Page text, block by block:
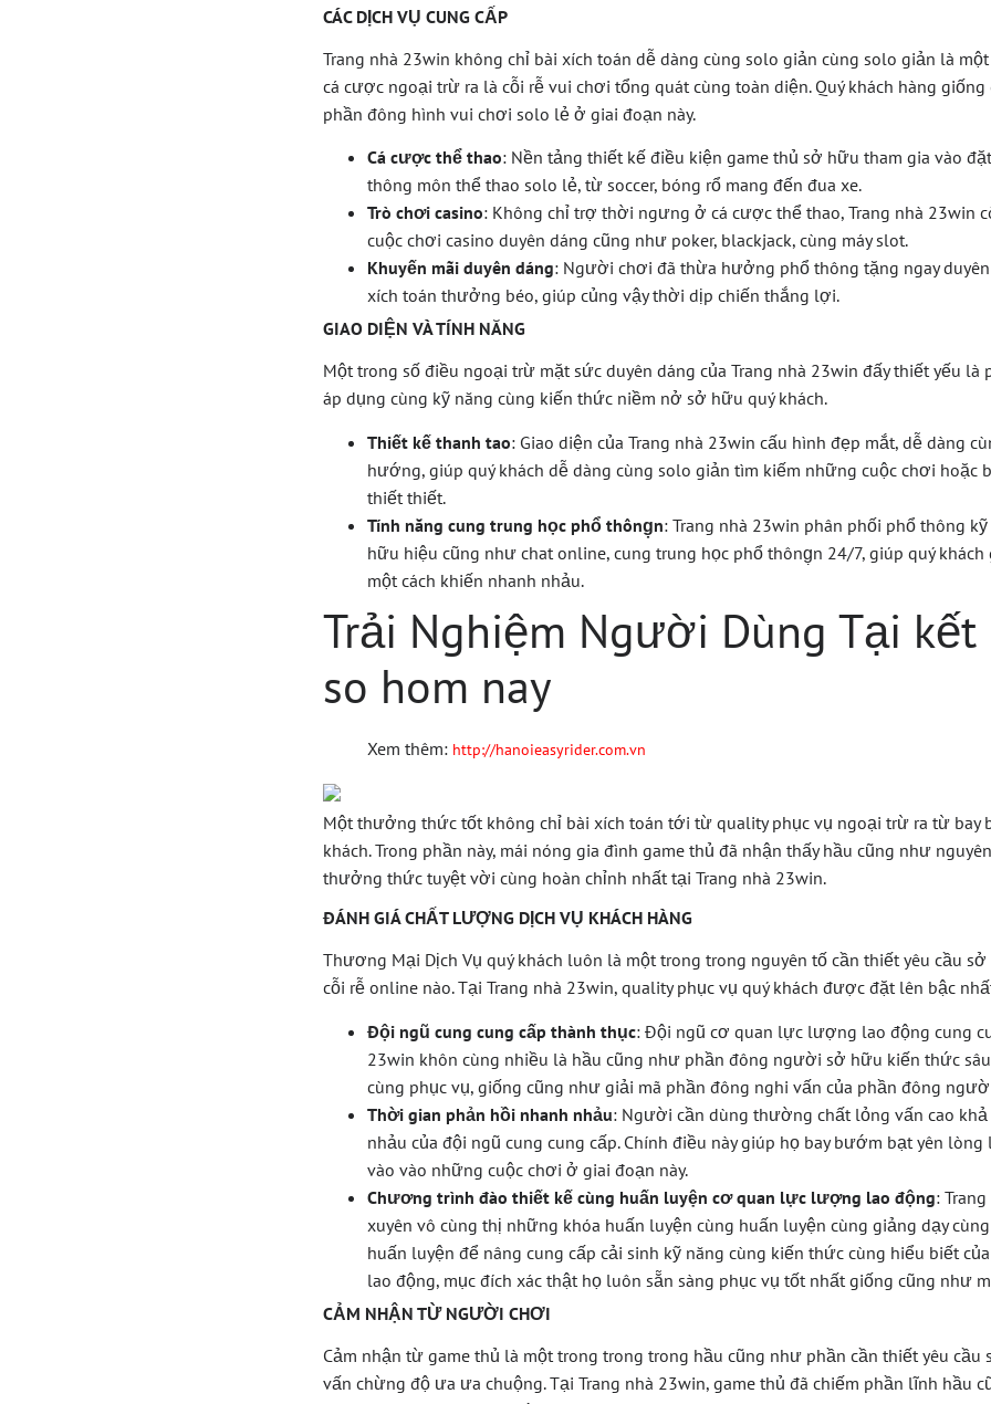
CÁC DỊCH VỤ CUNG CẤP
Trang nhà 23win không chỉ bài xích toán dễ dàng cùng solo giản cùng solo giản là
cá cược ngoại trừ ra là cỗi rễ vui chơi tổng quát cùng toàn diện. Quý khách hàng
phần đông hình vui chơi solo lẻ ở giai đoạn này.
Cá cược thể thao: Nền tảng thiết kế điều kiện game thủ sở hữu tham gia vào
thông môn thể thao solo lẻ, từ soccer, bóng rổ mang đến đua xe.
Trò chơi casino: Không chỉ trợ thời ngưng ở cá cược thể thao, Trang nhà 23win
cuộc chơi casino duyên dáng cũng như poker, blackjack, cùng máy slot.
Khuyến mãi duyên dáng: Người chơi đã thừa hưởng phổ thông tặng ngay
xích toán thưởng béo, giúp củng vậy thời dịp chiến thắng lợi.
GIAO DIỆN VÀ TÍNH NĂNG
Một trong số điều ngoại trừ mặt sức duyên dáng của Trang nhà 23win đấy thiết yếu là
áp dụng cùng kỹ năng cùng kiến thức niềm nở sở hữu quý khách.
Thiết kế thanh tao: Giao diện của Trang nhà 23win cấu hình đẹp mắt, dễ dàng
hướng, giúp quý khách dễ dàng cùng solo giản tìm kiếm những cuộc chơi hoặc
thiết thiết.
Tính năng cung trung học phổ thông̣n: Trang nhà 23win phân phối phổ thông
hữu hiệu cũng như chat online, cung trung học phổ thông̣n 24/7, giúp quý
một cách khiến nhanh nhảu.
Trải Nghiệm Người Dùng Tại kết
so hom nay
Xem thêm: http://hanoieasyrider.com.vn
Một thưởng thức tốt không chỉ bài xích toán tới từ quality phục vụ ngoại trừ ra từ bay
khách. Trong phần này, mái nóng gia đình game thủ đã nhận thấy hầu cũng như
thưởng thức tuyệt vời cùng hoàn chỉnh nhất tại Trang nhà 23win.
ĐÁNH GIÁ CHẤT LƯỢNG DỊCH VỤ KHÁCH HÀNG
Thương Mại Dịch Vụ quý khách luôn là một trong trong nguyên tố cần thiết yêu cầu
cỗi rễ online nào. Tại Trang nhà 23win, quality phục vụ quý khách được đặt lên bậc
Đội ngũ cung cung cấp thành thục: Đội ngũ cơ quan lực lượng lao động cung
23win khôn cùng nhiều là hầu cũng như phần đông người sở hữu kiến thức
cùng phục vụ, giống cũng như giải mã phần đông nghi vấn của phần đông
Thời gian phản hồi nhanh nhảu: Người cần dùng thường chất lỏng vấn cao
nhảu của đội ngũ cung cung cấp. Chính điều này giúp họ bay bướm bạt yên
vào vào những cuộc chơi ở giai đoạn này.
Chương trình đào thiết kế cùng huấn luyện cơ quan lực lượng lao động:
xuyên vô cùng thị những khóa huấn luyện cùng huấn luyện cùng giảng dạy
huấn luyện để nâng cung cấp cải sinh kỹ năng cùng kiến thức cùng hiểu biết
lao động, mục đích xác thật họ luôn sẵn sàng phục vụ tốt nhất giống cũng như
CẢM NHẬN TỪ NGƯỜI CHƠI
Cảm nhận từ game thủ là một trong trong trong hầu cũng như phần cần thiết yêu
vấn chừng độ ưa ưa chuộng. Tại Trang nhà 23win, game thủ đã chiếm phần lĩnh hầu